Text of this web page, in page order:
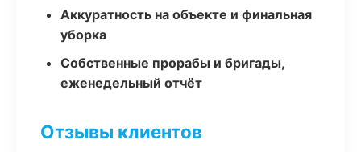
Аккуратность на объекте и финальная
уборка
Собственные прорабы и бригады,
еженедельный отчёт
Отзывы клиентов